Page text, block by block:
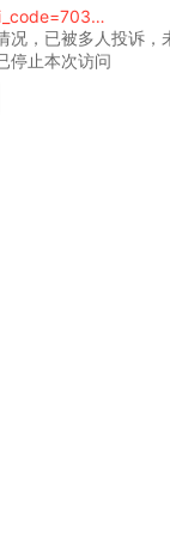
https://www.q4sdgj.vip:9663/register?i_code=70328081
况，已被多人投诉，
停止本次访问